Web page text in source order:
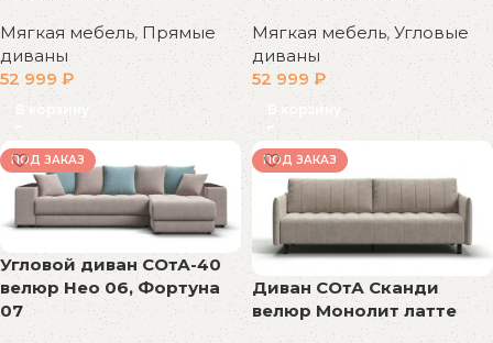
Мягкая мебель, Прямые
диваны
52 999 ₽
В корзину
Мягкая мебель,Угловые
диваны
52 999₽
В корзину
ПОД ЗАКАЗ
Угловой диван СОтА-40
велюр Нео 06, Фортуна
07
ПОД ЗАКАЗ
Диван СОтА Сканди
велюр Монолит латте